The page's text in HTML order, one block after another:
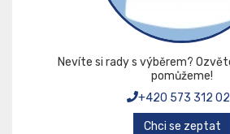
Nevíte si rady s výběrem?
pomůžeme!
+420 573 312
Chci se zeptat